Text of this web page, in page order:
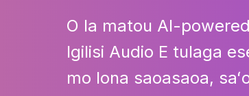
O la matou AI-powered
Igilisi Audio E tulaga
mo lona saoasaoa,